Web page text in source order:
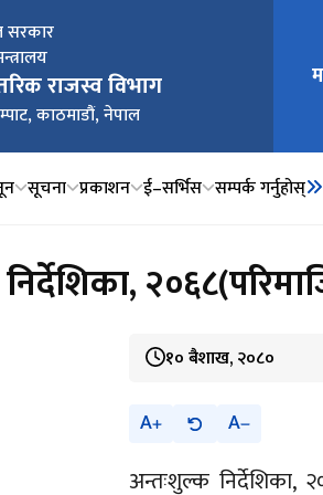
सरकार
राजस्व विभाग
काठमाडौं, नेपाल
मुख्य
सूचना प्रकाशन ई–सर्भिस सम्पर्क गर्नुहोस्
१० बैशाख, २०८०
A A
अन्तःशुल्क निर्देशिका,